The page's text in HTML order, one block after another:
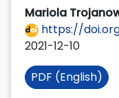
Mariola
https://
2021-12-10
PDF (English)